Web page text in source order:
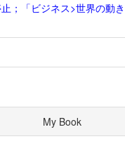
；「ビジネス>世界の動
My Book